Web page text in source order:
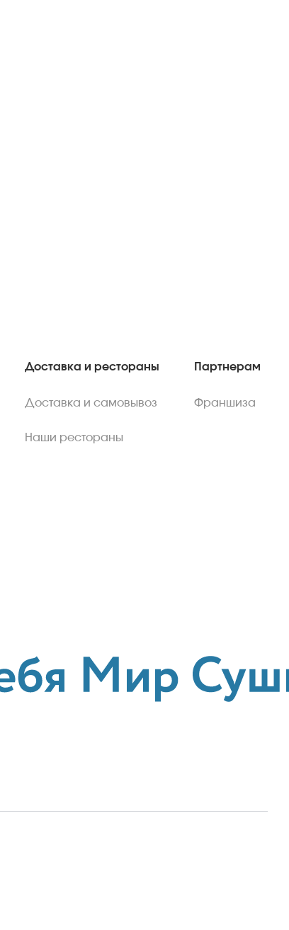
Доставка и рестораны
Доставка и самовывоз
Наши рестораны
Партнерам
Франшиза